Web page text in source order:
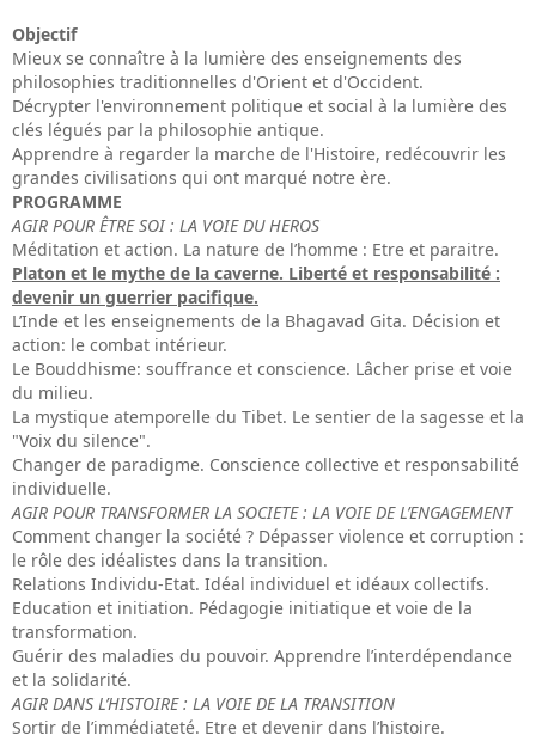
Objectif
Mieux se connaître à la lumière des enseignements des
philosophies traditionnelles d'Orient et d'Occident.
Décrypter l'environnement politique et social à la lumière des
clés légués par la philosophie antique.
Apprendre à regarder la marche de l'Histoire, redécouvrir les
grandes civilisations qui ont marqué notre ère.
PROGRAMME
AGIR POUR ÊTRE SOI : LA VOIE DU HEROS
Méditation et action. La nature de l’homme : Etre et paraitre.
Platon et le mythe de la caverne. Liberté et responsabilité :
devenir un guerrier pacifique.
L’Inde et les enseignements de la Bhagavad Gita. Décision et
action: le combat intérieur.
Le Bouddhisme: souffrance et conscience. Lâcher prise et voie
du milieu.
La mystique atemporelle du Tibet. Le sentier de la sagesse et la
"Voix du silence".
Changer de paradigme. Conscience collective et responsabilité
individuelle.
AGIR POUR TRANSFORMER LA SOCIETE : LA VOIE DE L’ENGAGEMENT
Comment changer la société ? Dépasser violence et corruption :
le rôle des idéalistes dans la transition.
Relations Individu-Etat. Idéal individuel et idéaux collectifs.
Education et initiation. Pédagogie initiatique et voie de la
transformation.
Guérir des maladies du pouvoir. Apprendre l’interdépendance
et la solidarité.
AGIR DANS L’HISTOIRE : LA VOIE DE LA TRANSITION
Sortir de l’immédiateté. Etre et devenir dans l’histoire.